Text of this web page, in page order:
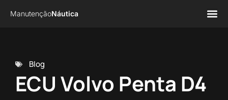
ManutençãoNáutica
Blog
ECU Volvo Penta D4